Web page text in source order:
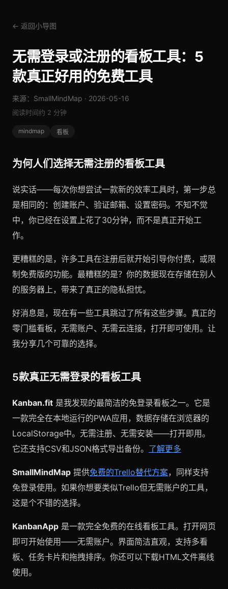
← 返回小导图
无需登录或注册的看板工具：5
款真正好用的免费工具
来源：SmallMindMap · 2026-05-16
阅读时间约 2 分钟
mindmap 看板
为何人们选择无需注册的看板工具
说实话——每次你想尝试一款新的效率工具时，第一步总
是相同的：创建账户、验证邮箱、设置密码。不知不觉
中，你已经在设置上花了30分钟，而不是真正开始工
作。
更糟糕的是，许多工具在注册后就开始引导你付费，或限
制免费版的功能。最糟糕的是？你的数据现在存储在别人
的服务器上，带来了真正的隐私担忧。
好消息是，现在有一些工具跳过了所有这些步骤。真正的
零门槛看板，无需账户、无需云连接，打开即可使用。让
我分享几个可靠的选择。
5款真正无需登录的看板工具
Kanban.fit 是我发现的最简洁的免登录看板之一。它是
一款完全在本地运行的PWA应用，数据存储在浏览器的
LocalStorage中。无需注册、无需安装——打开即用。
它还支持CSV和JSON格式导出备份。 了解更多
SmallMindMap 提供免费的Trello替代方案，同样支持
免登录使用。如果你想要类似Trello但无需账户的工具，
这是个不错的选择。
KanbanApp 是一款完全免费的在线看板工具。打开网页
即可开始使用——无需账户。界面简洁直观，支持多看
板、任务卡片和拖拽排序。你还可以下载HTML文件离线
使用。